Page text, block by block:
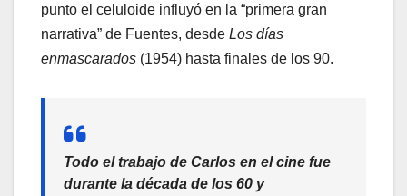
punto el celuloide influyó en la “primera gran
narrativa” de Fuentes, desde Los días
enmascarados (1954) hasta finales de los 90.
Todo el trabajo de Carlos en el cine fue
durante la década de los 60 y